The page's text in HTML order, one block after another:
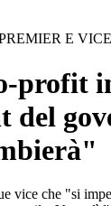
E VICE
profit
del
vice che "si